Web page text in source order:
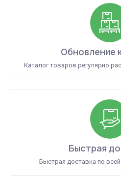
Обновление
Каталог товаров регулярно
Быстрая
Быстрая доставка по